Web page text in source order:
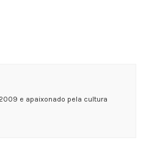
e apaixonado pela cultura